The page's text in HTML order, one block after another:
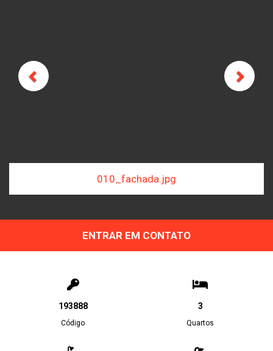
Previous Next
ENTRAR EM CONTATO
193888
Código
3
Quartos